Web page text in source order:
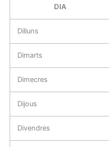
DIA
Dilluns
Dimarts
Dimecres
Dijous
Divendres